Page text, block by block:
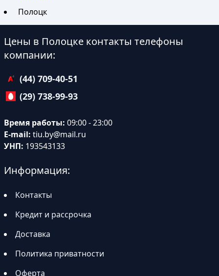
Полоцк
Цены в Полоцке контакты телефоны
компании:
(44) 709-40-51
(29) 738-99-93
Время работы: 09:00 - 23:00
E-mail: tiu.by@mail.ru
УНП: 193543133
Информация:
Контакты
Кредит и рассрочка
Доставка
Политика приватности
Оферта